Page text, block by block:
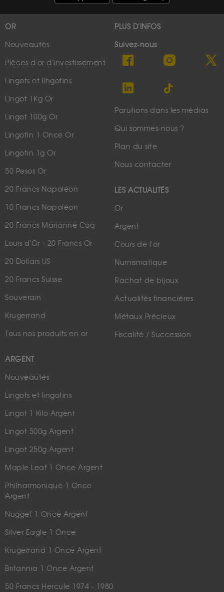
OR
Nouveautés
Pièces d'or d'investissement
Lingots et lingotins
Lingot 1Kg Or
Lingot 100g Or
Lingotin 1 Once Or
Lingotin 1g Or
50 Pesos Or
20 Francs Napoléon
10 Francs Napoléon
20 Francs Marianne Coq
Louis d'Or - 20 Francs Or
20 Dollars US
20 Francs Suisse
Souverain
Krugerrand
Tous nos produits en or
ARGENT
Nouveautés
Lingots et lingotins
Lingot 1 Kilo Argent
Lingot 500g Argent
Lingot 250g Argent
Maple Leaf 1 Once Argent
Philharmonique 1 Once
Argent
Nugget 1 Once Argent
Silver Eagle 1 Once
Krugerrand 1 Once Argent
Britannia 1 Once Argent
50 Francs Hercule 1974 - 1980
PLUS D'INFOS
Suivez-nous
Parutions dans les médias
Qui sommes-nous ?
Plan du site
Nous contacter
LES ACTUALITÉS
Or
Argent
Cours de l'or
Numismatique
Rachat de bijoux
Actualités financières
Métaux Précieux
Fiscalité / Succession